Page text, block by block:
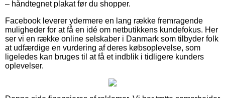
– håndtegnet plakat før du shopper.
Facebook leverer ydermere en lang række fremragende
muligheder for at få en idé om netbutikkens kundefokus. Her
ser vi en række online selskaber i Danmark som tilbyder folk
at udfærdige en vurdering af deres købsoplevelse, som
ligeledes kan bruges til at få et indblik i tidligere kunders
oplevelser.